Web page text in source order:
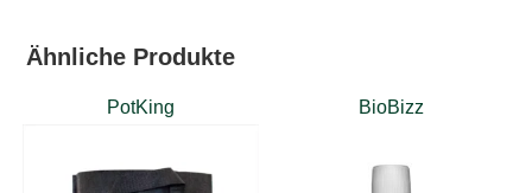
Ähnliche Produkte
PotKing BioBizz